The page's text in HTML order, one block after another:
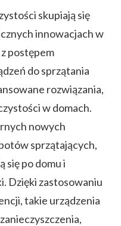
skupiają się
innowacjach w
postępem
do sprzątania
rozwiązania,
w domach.
nowych
sprzątających,
się po domu i
Dzięki zastosowaniu
takie urządzenia